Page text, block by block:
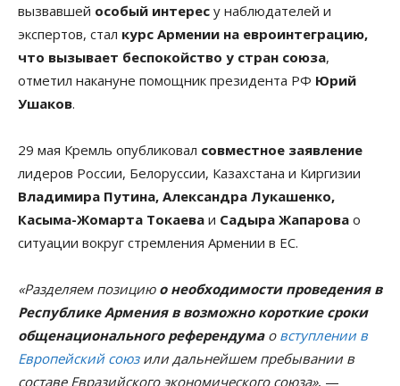
вызвавшей особый интерес у наблюдателей и
экспертов, стал курс Армении на евроинтеграцию,
что вызывает беспокойство у стран союза,
отметил накануне помощник президента РФ Юрий
Ушаков.
29 мая Кремль опубликовал совместное заявление
лидеров России, Белоруссии, Казахстана и Киргизии
Владимира Путина, Александра Лукашенко,
Касыма-Жомарта Токаева и Садыра Жапарова о
ситуации вокруг стремления Армении в ЕС.
«Разделяем позицию о необходимости проведения в
Республике Армения в возможно короткие сроки
общенационального референдумао вступлении в
Европейский союзили дальнейшем пребывании в
составе Евразийского экономического союза», —